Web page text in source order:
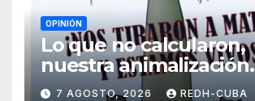
OPINIÓN
Lo que no calcularon,
nuestra
Laidi Fernández de
7 AGOSTO, 2026 REDH-CUBA